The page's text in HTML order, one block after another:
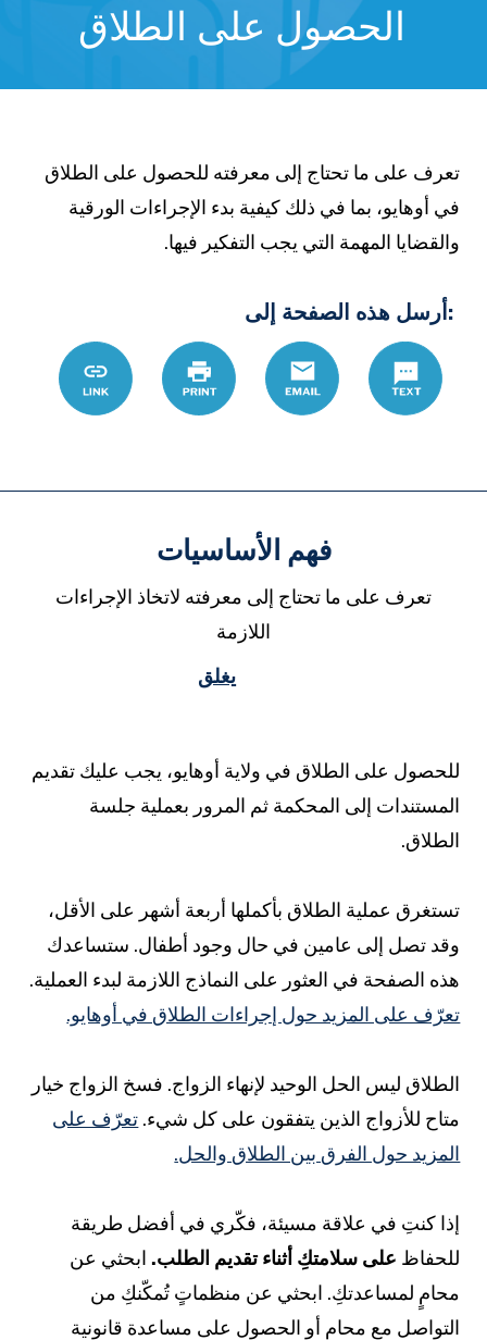
الحصول على الطلاق
تعرف على ما تحتاج إلى معرفته للحصول على الطلاق
في أوهايو، بما في ذلك كيفية بدء الإجراءات الورقية
والقضايا المهمة التي يجب التفكير فيها.
:أرسل هذه الصفحة إلى
Text
Email
Print
Link
فهم الأساسيات
تعرف على ما تحتاج إلى معرفته لاتخاذ الإجراءات
اللازمة
يغلق
للحصول على الطلاق في ولاية أوهايو، يجب عليك تقديم
المستندات إلى المحكمة ثم المرور بعملية جلسة
الطلاق.
تستغرق عملية الطلاق بأكملها أربعة أشهر على الأقل،
وقد تصل إلى عامين في حال وجود أطفال. ستساعدك
هذه الصفحة في العثور على النماذج اللازمة لبدء العملية.
تعرّف على المزيد حول إجراءات الطلاق في أوهايو.
الطلاق ليس الحل الوحيد لإنهاء الزواج. فسخ الزواج خيار
متاح للأزواج الذين يتفقون على كل شيء.تعرّف على
المزيد حول الفرق بين الطلاق والحل.
إذا كنتِ في علاقة مسيئة، فكّري في أفضل طريقة
للحفاظعلى سلامتكِ أثناء تقديم الطلب.ابحثي عن
محامٍ لمساعدتكِ. ابحثي عن منظماتٍ تُمكّنكِ من
التواصل مع محامٍ أو الحصول على مساعدة قانونية